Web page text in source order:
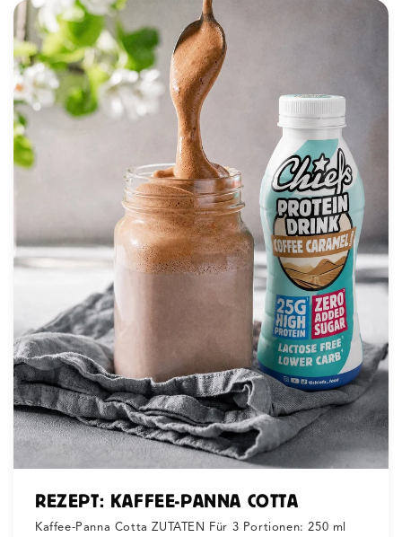
REZEPT: KAFFEE-PANNA COTTA
Kaffee-Panna Cotta ZUTATEN Für 3 Portionen: 250 ml